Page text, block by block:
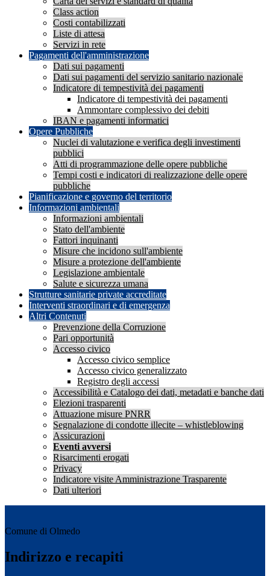
Class action
Costi contabilizzati
Liste di attesa
Servizi in rete
Pagamenti dell'amministrazione
Dati sui pagamenti
Dati sui pagamenti del servizio sanitario nazionale
Indicatore di tempestività dei pagamenti
Indicatore di tempestività dei pagamenti
Ammontare complessivo dei debiti
IBAN e pagamenti informatici
Opere Pubbliche
Nuclei di valutazione e verifica degli investimenti
pubblici
Atti di programmazione delle opere pubbliche
Tempi costi e indicatori di realizzazione delle opere
pubbliche
Pianificazione e governo del territorio
Informazioni ambientali
Informazioni ambientali
Stato dell'ambiente
Fattori inquinanti
Misure che incidono sull'ambiente
Misure a protezione dell'ambiente
Legislazione ambientale
Salute e sicurezza umana
Strutture sanitarie private accreditate
Interventi straordinari e di emergenza
Altri Contenuti
Prevenzione della Corruzione
Pari opportunità
Accesso civico
Accesso civico semplice
Accesso civico generalizzato
Registro degli accessi
Accessibilità e Catalogo dei dati, metadati e banche dati
Elezioni trasparenti
Attuazione misure PNRR
Segnalazione di condotte illecite – whistleblowing
Assicurazioni
Eventi avversi
Risarcimenti erogati
Privacy
Indicatore visite Amministrazione Trasparente
Dati ulteriori
Comune di Olmedo
Indirizzo e recapiti